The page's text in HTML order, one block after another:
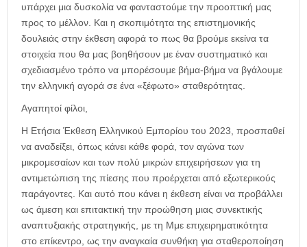
υπάρχει μια δυσκολία να φανταστούμε την προοπτική μας
προς το μέλλον. Και η σκοπιμότητα της επιστημονικής
δουλειάς στην έκθεση αφορά το πως θα βρούμε εκείνα τα
στοιχεία που θα μας βοηθήσουν με έναν συστηματικό και
σχεδιασμένο τρόπο να μπορέσουμε βήμα-βήμα να βγάλουμε
την ελληνική αγορά σε ένα «ξέφωτο» σταθερότητας.
Αγαπητοί φίλοι,
Η Ετήσια Έκθεση Ελληνικού Εμπορίου του 2023, προσπαθεί
να αναδείξει, όπως κάνει κάθε φορά, τον αγώνα των
μικρομεσαίων και των πολύ μικρών επιχειρήσεων για τη
αντιμετώπιση της πίεσης που προέρχεται από εξωτερικούς
παράγοντες. Και αυτό που κάνει η έκθεση είναι να προβάλλει
ως άμεση και επιτακτική την προώθηση μιας συνεκτικής
αναπτυξιακής στρατηγικής, με τη Μμε επιχειρηματικότητα
στο επίκεντρο, ως την αναγκαία συνθήκη για σταθεροποίηση